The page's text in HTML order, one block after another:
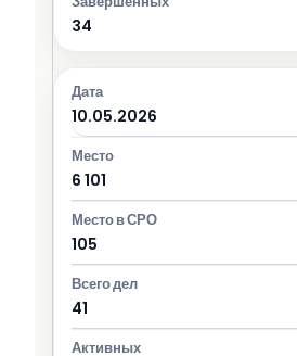
34
10.05.2026
6 101
105
41